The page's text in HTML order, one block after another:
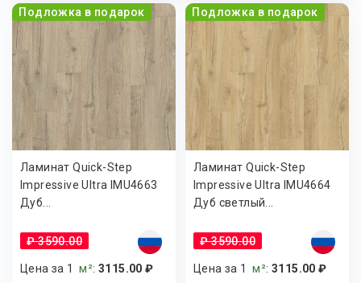
Подложка в подарок
Ламинат Quick-Step
Impressive Ultra IMU4663
Дуб...
₽ 3590.00
Цена за 1м²:3115.00 ₽
Подложка в подарок
Ламинат Quick-Step
Impressive Ultra IMU4664
Дуб светлый...
₽ 3590.00
Цена за 1м²:3115.00 ₽